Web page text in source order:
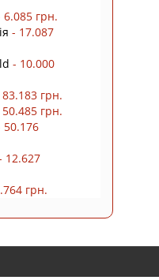
6.085 грн.
- 17.087
- 10.000
грн.
грн.
50.176
12.627
грн.